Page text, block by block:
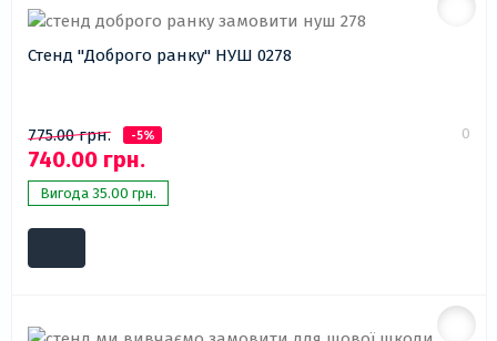
Стенд "Доброго ранку" НУШ 0278
775.00 грн. -5%
740.00 грн.
Вигода 35.00 грн.
0